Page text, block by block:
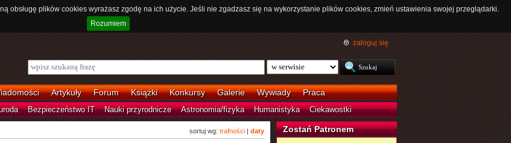
obsługę plików cookies wyrażasz zgodę na ich użycie. Jeśli nie zgadzasz się na wykorzystanie plików cookies, zmień ustawienia swojej przeglądarki.
Rozumiem
zaloguj się
Artykuły Forum Książki Konkursy Galerie Wywiady Praca
Bezpieczeństwo IT Nauki przyrodnicze Astronomia/fizyka Humanistyka Ciekawostki
sortuj wg: trafności| daty Zostań Patronem